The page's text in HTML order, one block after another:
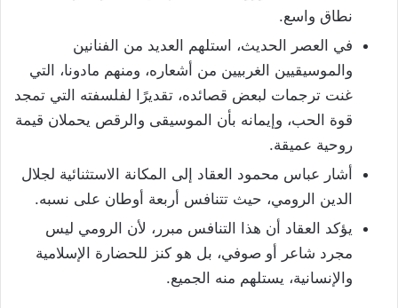
نطاق واسع.
في العصر الحديث، استلهم العديد من الفنانين
والموسيقيين الغربيين من أشعاره، ومنهم مادونا، التي
غنت ترجمات لبعض قصائده، تقديرًا لفلسفته التي تمجد
قوة الحب، وإيمانه بأن الموسيقى والرقص يحملان قيمة
روحية عميقة.
أشار عباس محمود العقاد إلى المكانة الاستثنائية لجلال
الدين الرومي، حيث تتنافس أربعة أوطان على نسبه.
يؤكد العقاد أن هذا التنافس مبرر، لأن الرومي ليس
مجرد شاعر أو صوفي، بل هو كنز للحضارة الإسلامية
والإنسانية، يستلهم منه الجميع.